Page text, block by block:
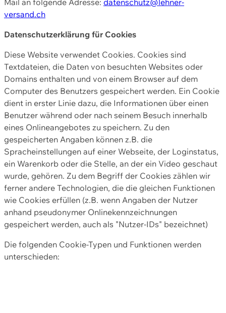
versand.ch
Datenschutzerklärung für Cookies
Diese Website verwendet Cookies. Cookies sind
Textdateien, die Daten von besuchten Websites oder
Domains enthalten und von einem Browser auf dem
Computer des Benutzers gespeichert werden. Ein Cookie
dient in erster Linie dazu, die Informationen über einen
Benutzer während oder nach seinem Besuch innerhalb
eines Onlineangebotes zu speichern. Zu den
gespeicherten Angaben können z.B. die
Spracheinstellungen auf einer Webseite, der Loginstatus,
ein Warenkorb oder die Stelle, an der ein Video geschaut
wurde, gehören. Zu dem Begriff der Cookies zählen wir
ferner andere Technologien, die die gleichen Funktionen
wie Cookies erfüllen (z.B. wenn Angaben der Nutzer
anhand pseudonymer Onlinekennzeichnungen
gespeichert werden, auch als "Nutzer-IDs" bezeichnet)
Die folgenden Cookie-Typen und Funktionen werden
unterschieden: